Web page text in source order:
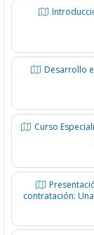
Desarrollo
Curso
contratación: